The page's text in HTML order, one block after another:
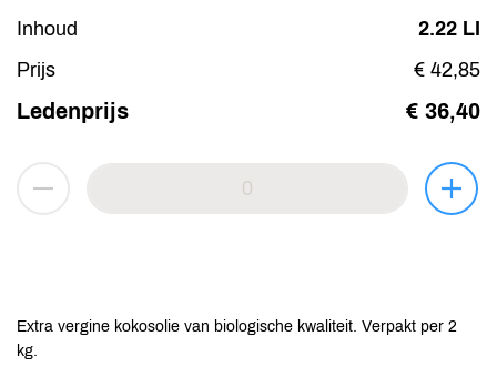
Inhoud
2.22 LI
Prijs
€ 42,85
Ledenprijs € 36,40
Extra vergine kokosolie van biologische kwaliteit. Verpakt per 2
kg.